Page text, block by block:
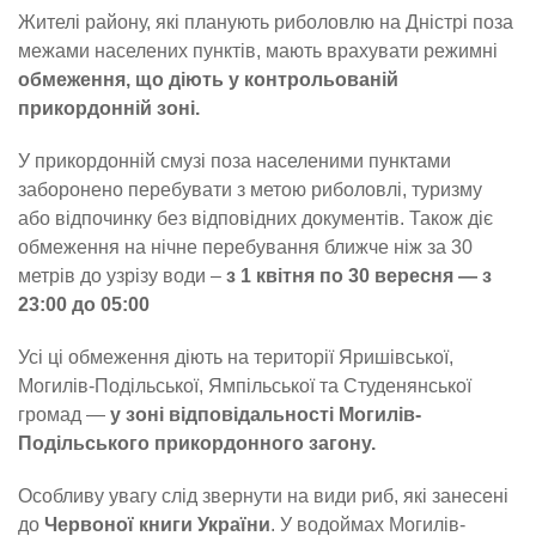
Жителі району, які планують риболовлю на Дністрі поза
межами населених пунктів, мають врахувати режимні
обмеження, що діють у контрольованій
прикордонній зоні.
У прикордонній смузі поза населеними пунктами
заборонено перебувати з метою риболовлі, туризму
або відпочинку без відповідних документів. Також діє
обмеження на нічне перебування ближче ніж за 30
метрів до узрізу води – з 1 квітня по 30 вересня — з
23:00 до 05:00
Усі ці обмеження діють на території Яришівської,
Могилів-Подільської, Ямпільської та Студенянської
громад — у зоні відповідальності Могилів-
Подільського прикордонного загону.
Особливу увагу слід звернути на види риб, які занесені
до Червоної книги України. У водоймах Могилів-